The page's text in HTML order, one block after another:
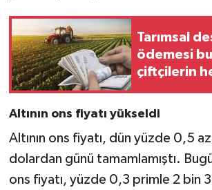
Tarımsal
ödemesi
çiftçilerin
Altının ons fiyatı yükseldi
Altının ons fiyatı, dün yüzde 0,5
dolardan günü tamamlamıştı.
ons fiyatı, yüzde 0,3 primle 2 bin